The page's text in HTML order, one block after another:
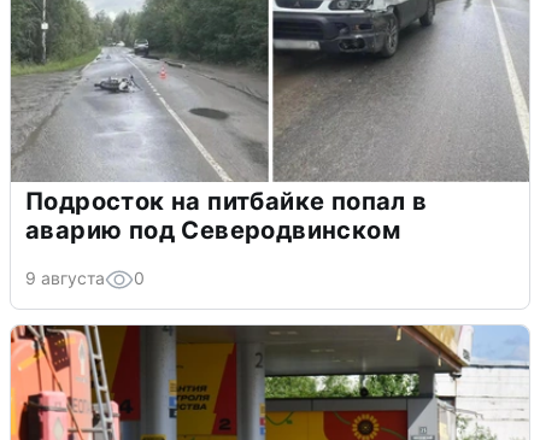
Подросток на питбайке попал в
аварию под Северодвинском
9 августа 0